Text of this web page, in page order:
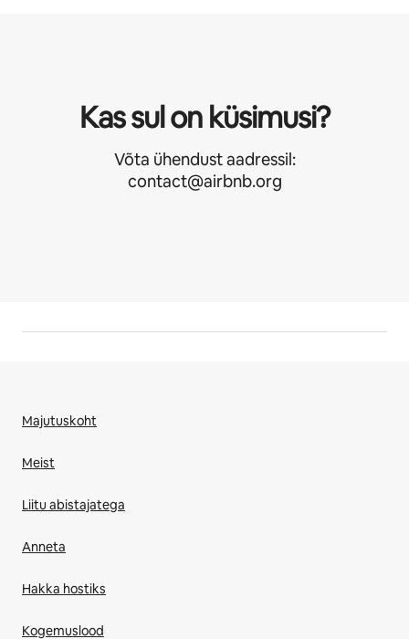
Kas sul on küsimusi?
Võta ühendust aadressil:
contact@airbnb.org
Majutuskoht
Meist
Liitu abistajatega
Anneta
Hakka hostiks
Kogemuslood